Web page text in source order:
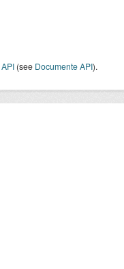
API (see Documente API).